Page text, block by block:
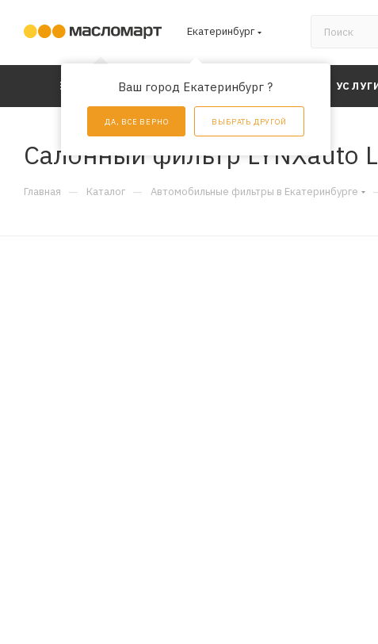
Екатеринбург
Ваш город Екатеринбург ?
ДА, ВСЕ ВЕРНО ВЫБРАТЬ ДРУГОЙ
КАТАЛОГ АКЦИИ
Салонный фильтр LYNXauto
Главная — Каталог — Автомобильные фильтры в Екатеринбурге